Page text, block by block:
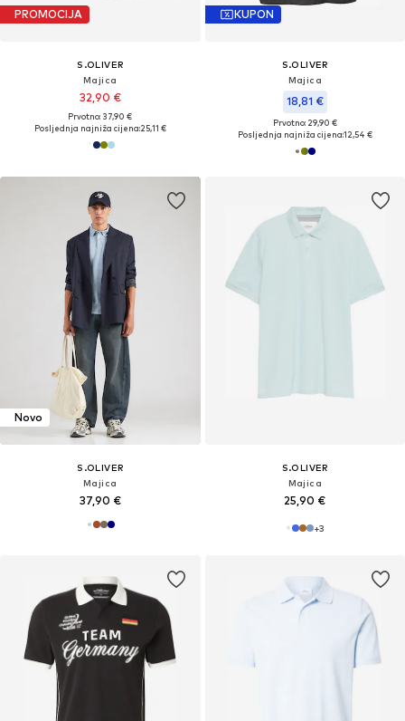
PROMOCIJA
S.OLIVER
Majica
32,90 €
Prvotno: 37,90 €
Posljednja najniža cijena:25,11 €
KUPON
S.OLIVER
Majica
18,81 €
Prvotno: 29,90 €
Posljednja najniža cijena:12,54 €
Novo
S.OLIVER
Majica
37,90 €
S.OLIVER
Majica
25,90 €
+3